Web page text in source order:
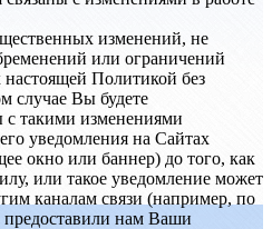
изменений, не
или ограничений
Политикой без
случае Вы будете
с такими изменениями
уведомления на Сайтах
окно или баннер) до того, как
или такое уведомление может
каналам связи (например, по
нам Ваши